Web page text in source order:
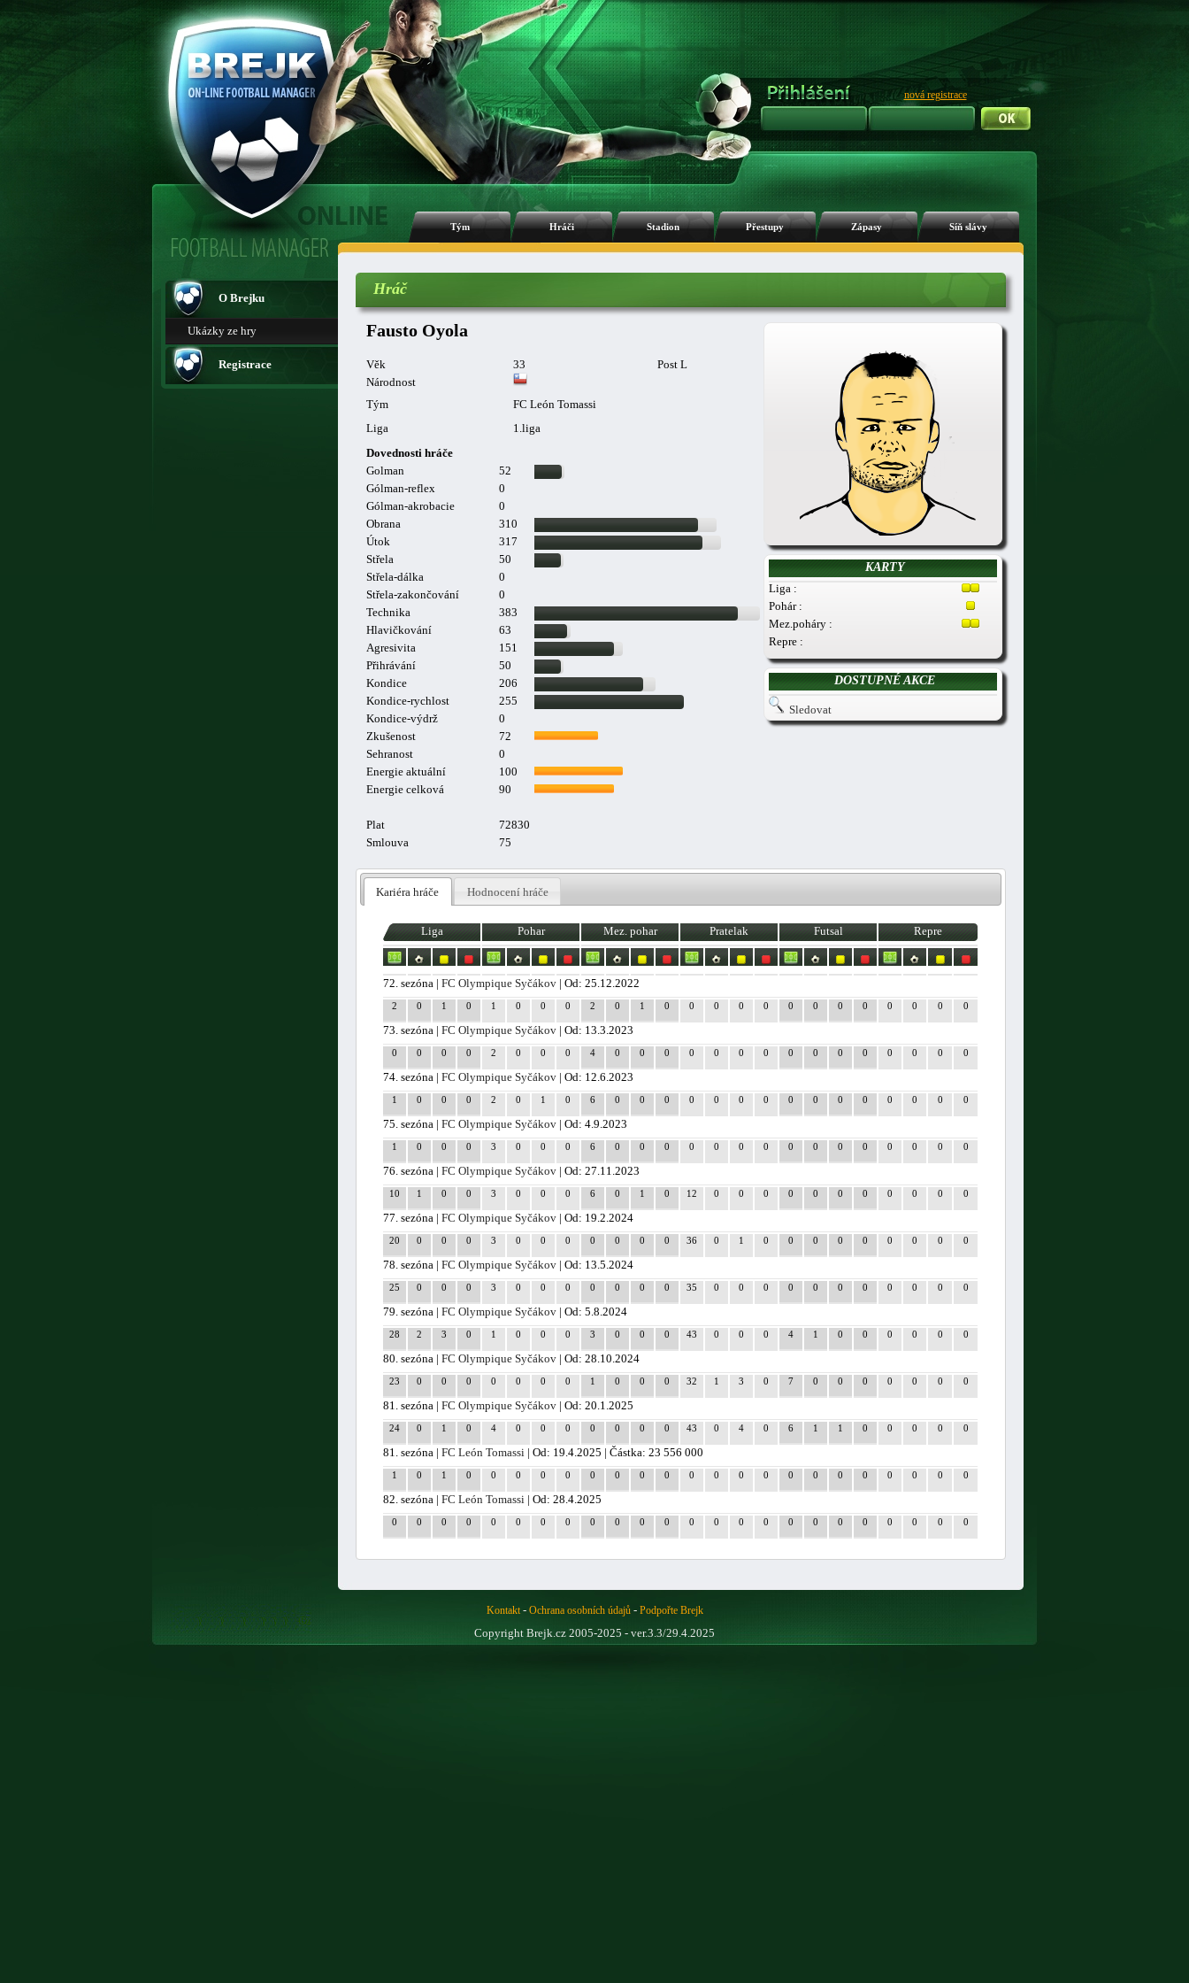
nová registrace
Tým Hráči Stadion Přestupy Zápasy Síň slávy
O Brejku
Ukázky ze hry
Registrace
Hráč
Fausto Oyola
Věk 33
Post L
Národnost
Tým
FC León Tomassi
Liga
1.liga
Dovednosti hráče
Golman
52
Gólman-reflex
0
Gólman-akrobacie
0
Obrana
310
Útok
317
Střela
50
Střela-dálka
0
Střela-zakončování
0
Technika
383
Hlavičkování
63
Agresivita
151
Přihrávání
50
Kondice
206
Kondice-rychlost
255
Kondice-výdrž
0
Zkušenost
72
Sehranost
0
Energie aktuální
100
Energie celková
90
Plat
72830
Smlouva
75
KARTY
Liga :
Pohár :
Mez.poháry :
Repre :
DOSTUPNÉ AKCE
Sledovat
Kariéra hráče Hodnocení hráče
Liga Pohar Mez. pohar Pratelak Futsal Repre
72. sezóna |FC Olympique Syčákov | Od: 25.12.2022
2 0 1 0 1 0 0 0 2 0 1 0 0 0 0 0 0 0 0 0 0 0 0 0
73. sezóna |FC Olympique Syčákov | Od: 13.3.2023
0 0 0 0 2 0 0 0 4 0 0 0 0 0 0 0 0 0 0 0 0 0 0 0
74. sezóna |FC Olympique Syčákov | Od: 12.6.2023
1 0 0 0 2 0 1 0 6 0 0 0 0 0 0 0 0 0 0 0 0 0 0 0
75. sezóna |FC Olympique Syčákov | Od: 4.9.2023
1 0 0 0 3 0 0 0 6 0 0 0 0 0 0 0 0 0 0 0 0 0 0 0
76. sezóna |FC Olympique Syčákov | Od: 27.11.2023
10 1 0 0 3 0 0 0 6 0 1 0 12 0 0 0 0 0 0 0 0 0 0 0
77. sezóna |FC Olympique Syčákov | Od: 19.2.2024
20 0 0 0 3 0 0 0 0 0 0 0 36 0 1 0 0 0 0 0 0 0 0 0
78. sezóna |FC Olympique Syčákov | Od: 13.5.2024
25 0 0 0 3 0 0 0 0 0 0 0 35 0 0 0 0 0 0 0 0 0 0 0
79. sezóna |FC Olympique Syčákov | Od: 5.8.2024
28 2 3 0 1 0 0 0 3 0 0 0 43 0 0 0 4 1 0 0 0 0 0 0
80. sezóna |FC Olympique Syčákov | Od: 28.10.2024
23 0 0 0 0 0 0 0 1 0 0 0 32 1 3 0 7 0 0 0 0 0 0 0
81. sezóna |FC Olympique Syčákov | Od: 20.1.2025
24 0 1 0 4 0 0 0 0 0 0 0 43 0 4 0 6 1 1 0 0 0 0 0
81. sezóna |FC León Tomassi | Od: 19.4.2025 | Částka: 23 556 000
1 0 1 0 0 0 0 0 0 0 0 0 0 0 0 0 0 0 0 0 0 0 0 0
82. sezóna |FC León Tomassi | Od: 28.4.2025
0 0 0 0 0 0 0 0 0 0 0 0 0 0 0 0 0 0 0 0 0 0 0 0
Kontakt- Ochrana osobních údajů- Podpořte Brejk
Copyright Brejk.cz 2005-2025 - ver.3.3/29.4.2025